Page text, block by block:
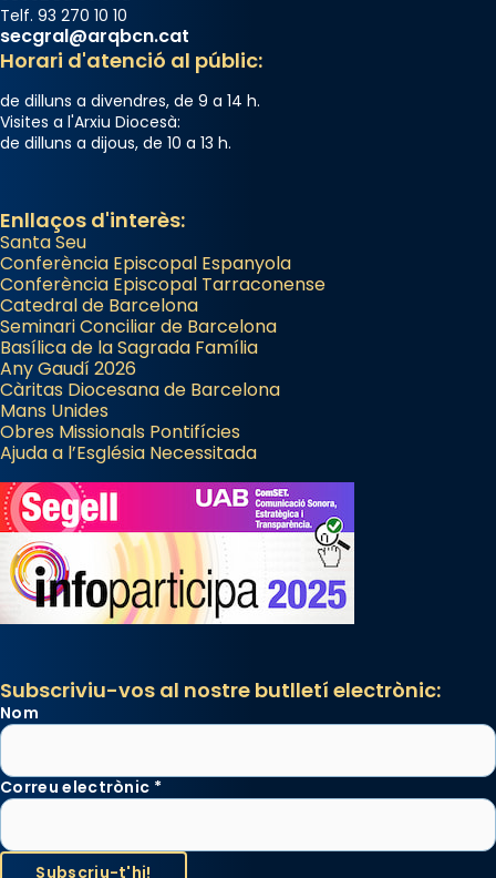
Telf. 93 270 10 10
secgral@arqbcn.cat
Horari d'atenció al públic:
de dilluns a divendres, de 9 a 14 h.
Visites a l'Arxiu Diocesà:
de dilluns a dijous, de 10 a 13 h.
Enllaços d'interès:
Santa Seu
Conferència Episcopal Espanyola
Conferència Episcopal Tarraconense
Catedral de Barcelona
Seminari Conciliar de Barcelona
Basílica de la Sagrada Família
Any Gaudí 2026
Càritas Diocesana de Barcelona
Mans Unides
Obres Missionals Pontifícies
Ajuda a l’Església Necessitada
Subscriviu-vos al nostre butlletí electrònic:
Nom
Correu electrònic *